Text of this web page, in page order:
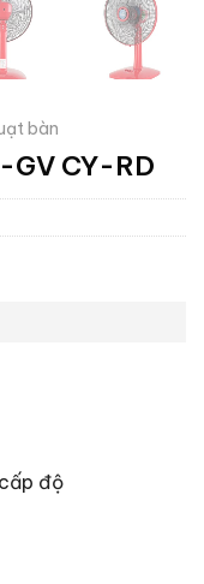
bàn
GV CY-RD
độ